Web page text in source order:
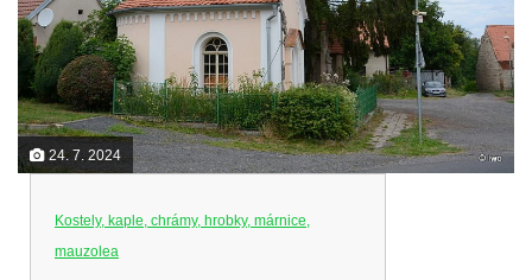
24. 7. 2024
Kostely, kaple, chrámy, hrobky, márnice,
mauzolea